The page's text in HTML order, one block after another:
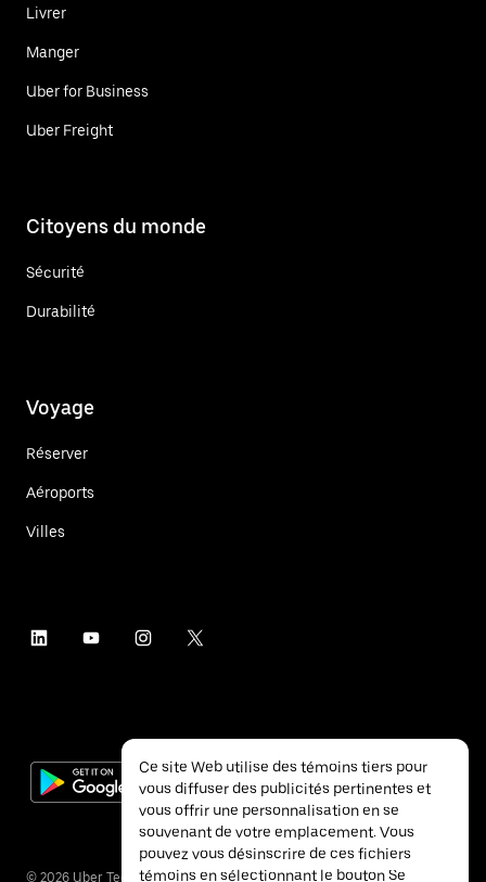
Livrer
Manger
Uber for Business
Uber Freight
Citoyens du monde
Sécurité
Durabilité
Voyage
Réserver
Aéroports
Villes
© 2026 Uber Technologies inc.
Ce site Web utilise des témoins tiers pour
vous diffuser des publicités pertinentes et
vous offrir une personnalisation en se
souvenant de votre emplacement. Vous
pouvez vous désinscrire de ces fichiers
témoins en sélectionnant le bouton Se